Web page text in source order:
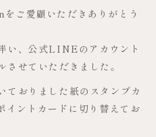
ご愛顧いただきありがとう
い、公式LINEのアカウント
させていただきました。
ておりました紙のスタンプカ
ントカードに切り替えてお